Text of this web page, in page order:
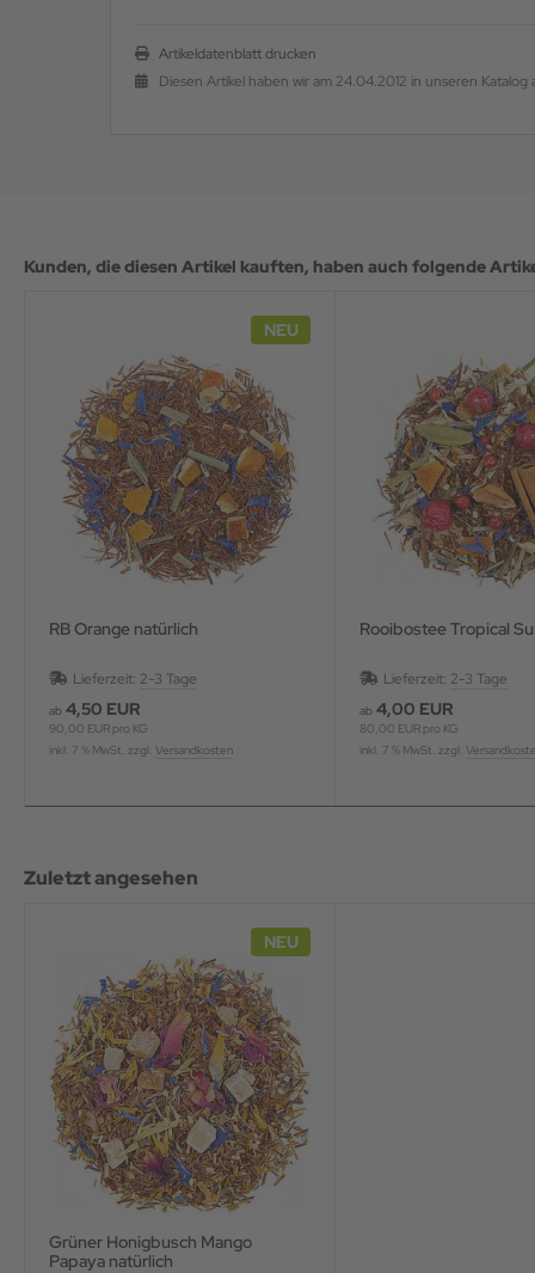
Artikeldatenblatt drucken
Diesen Artikel haben wir am 24.04.2012 in unseren
Kunden, die diesen Artikel kauften, haben auch folgende
NEU
RB Orange natürlich
Lieferzeit: 2-3 Tage
ab 4,50 EUR
90,00 EUR pro KG
inkl. 7 % MwSt. zzgl. Versandkosten
Rooibostee Tropical
Lieferzeit: 2-3 Tage
ab 4,00 EUR
80,00 EUR pro KG
inkl. 7 % MwSt. zzgl.
Zuletzt angesehen
NEU
Grüner Honigbusch Mango
Papaya natürlich